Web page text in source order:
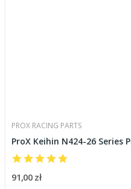
PROX RACING PARTS
91,00 zł